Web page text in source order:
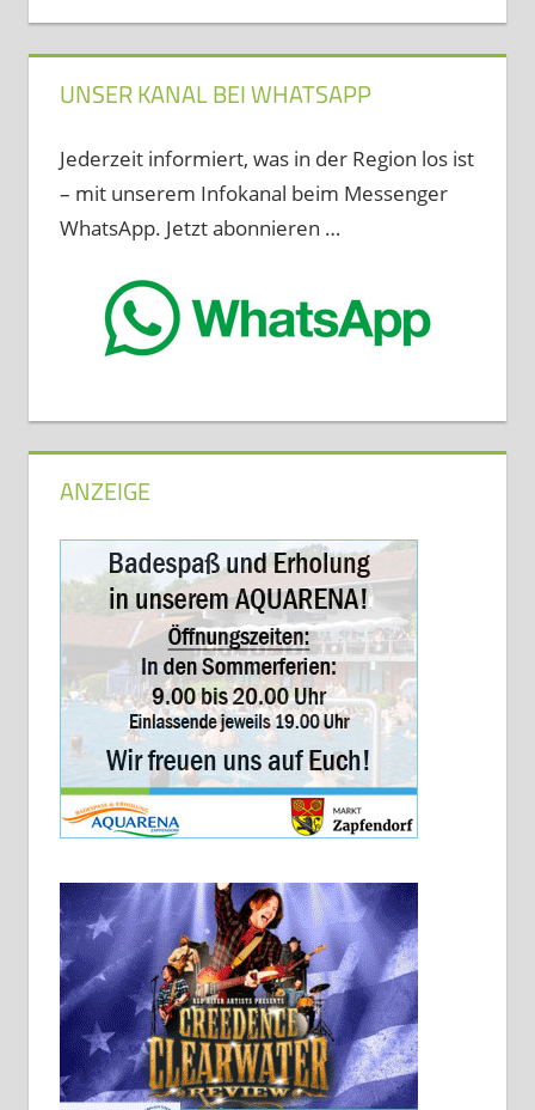
UNSER KANAL BEI WHATSAPP
Jederzeit informiert, was in der Region los ist
– mit unserem Infokanal beim Messenger
WhatsApp. Jetzt abonnieren …
ANZEIGE